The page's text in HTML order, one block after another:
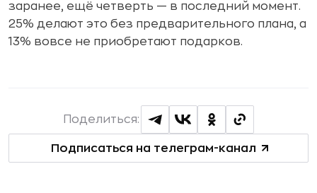
заранее, ещё четверть — в последний момент.
25% делают это без предварительного плана, а
13% вовсе не приобретают подарков.
Подписаться на телеграм-канал
Поделиться: